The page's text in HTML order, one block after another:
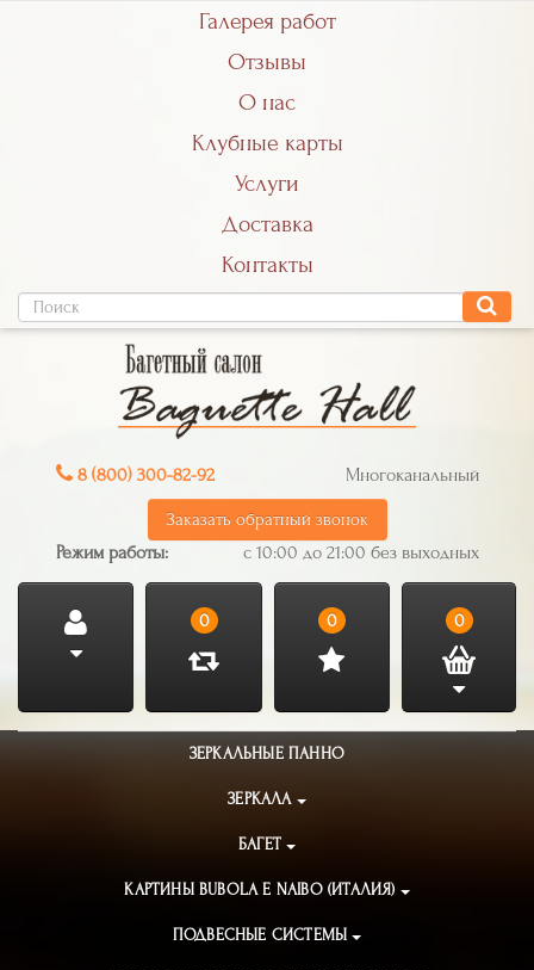
Галерея работ
Отзывы
О нас
Клубные карты
Услуги
Доставка
Контакты
8 (800) 300-82-92 Многоканальный
Заказать обратный звонок
Режим работы: с 10:00 до 21:00 без выходных
0 0 0
ЗЕРКАЛЬНЫЕ ПАННО
ЗЕРКАЛА
БАГЕТ
КАРТИНЫ BUBOLA E NAIBO (ИТАЛИЯ)
ПОДВЕСНЫЕ СИСТЕМЫ